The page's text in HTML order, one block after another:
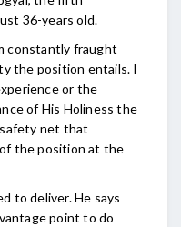
36-years old.
constantly fraught
the position entails. I
or the
of His Holiness the
safety net that
the position at the
to deliver. He says
point to do